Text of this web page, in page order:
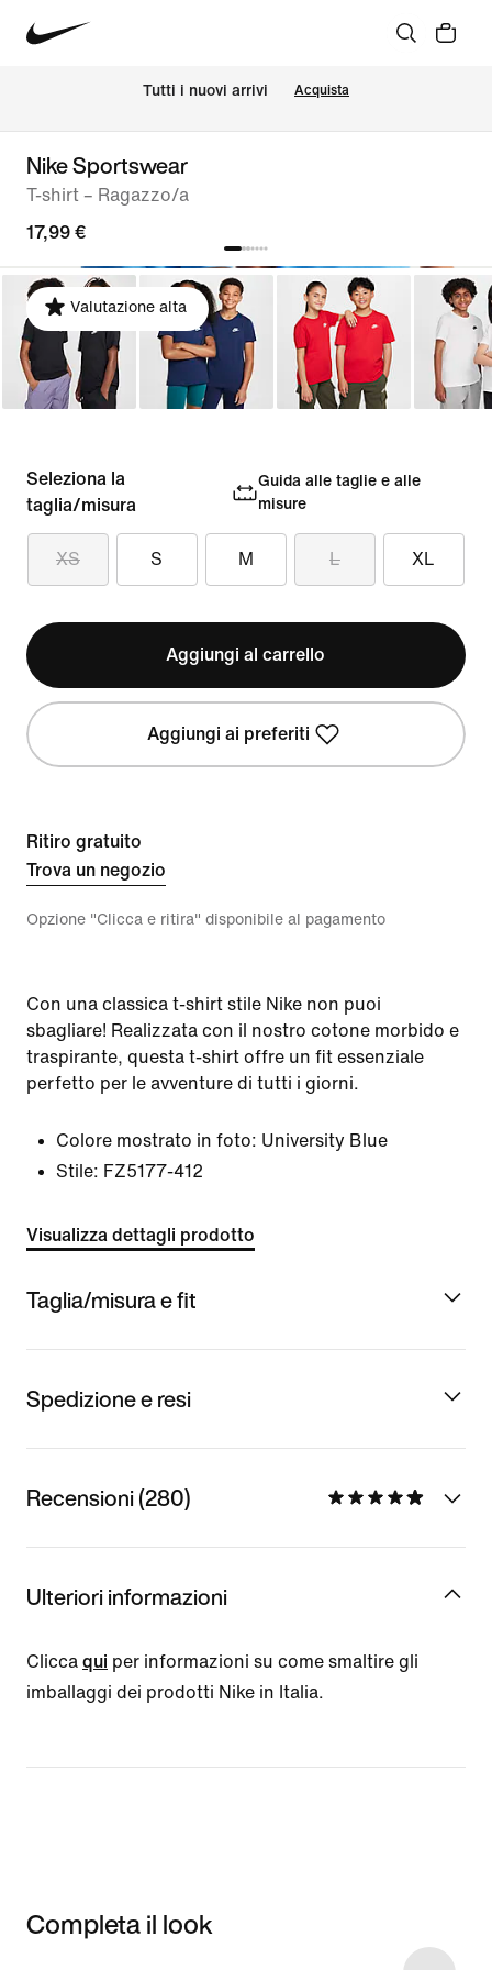
Tutti i nuovi arrivi Acquista
Nike Sportswear
T-shirt – Ragazzo/a
17,99 €
Valutazione alta
Seleziona la
taglia/misura
Guida alle taglie e alle
misure
XS S M L XL
Aggiungi al carrello
Aggiungi ai preferiti
Ritiro gratuito
Trova un negozio
Opzione "Clicca e ritira" disponibile al pagamento
Con una classica t-shirt stile Nike non puoi
sbagliare! Realizzata con il nostro cotone morbido e
traspirante, questa t-shirt offre un fit essenziale
perfetto per le avventure di tutti i giorni.
Colore mostrato in foto: University Blue
Stile: FZ5177-412
Visualizza dettagli prodotto
Taglia/misura e fit
Spedizione e resi
Recensioni (280)
Ulteriori informazioni
Clicca qui per informazioni su come smaltire gli
imballaggi dei prodotti Nike in Italia.
Completa il look